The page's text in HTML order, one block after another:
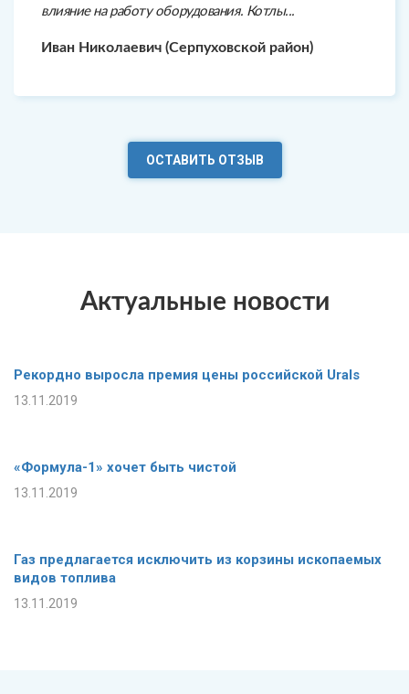
влияние на работу оборудования. Котлы...
Иван Николаевич (Серпуховской район)
ОСТАВИТЬ ОТЗЫВ
Актуальные новости
Рекордно выросла премия цены российской Urals
13.11.2019
«Формула-1» хочет быть чистой
13.11.2019
Газ предлагается исключить из корзины ископаемых
видов топлива
13.11.2019